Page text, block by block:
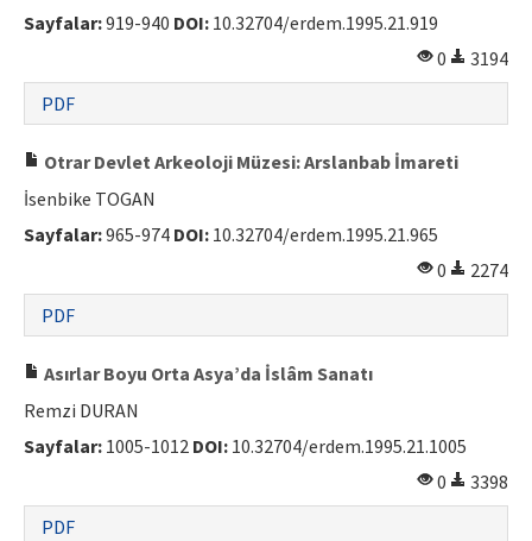
Sayfalar:919-940 DOI: 10.32704/erdem.1995.21.919
0
3194
PDF
Otrar Devlet Arkeoloji Müzesi: Arslanbab İmareti
İsenbike TOGAN
Sayfalar:965-974 DOI: 10.32704/erdem.1995.21.965
0
2274
PDF
Asırlar Boyu Orta Asya’da İslâm Sanatı
Remzi DURAN
Sayfalar: 1005-1012 DOI: 10.32704/erdem.1995.21.1005
0
3398
PDF